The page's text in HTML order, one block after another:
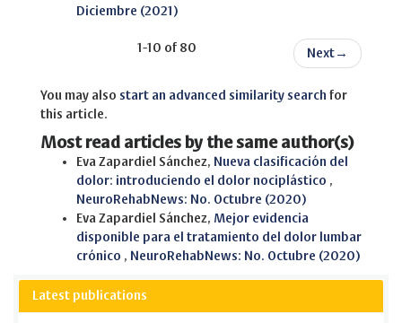
Diciembre (2021)
1-10 of 80 Next →
You may also start an advanced similarity search for
this article.
Most read articles by the same author(s)
Eva Zapardiel Sánchez, Nueva clasificación del
dolor: introduciendo el dolor nociplástico ,
NeuroRehabNews: No. Octubre (2020)
Eva Zapardiel Sánchez, Mejor evidencia
disponible para el tratamiento del dolor lumbar
crónico , NeuroRehabNews: No. Octubre (2020)
Latest publications